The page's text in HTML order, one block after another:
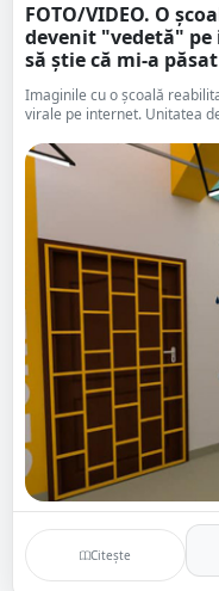
FOTO/VIDEO. O
devenit "vedetă" pe
să știe că mi-a
Imaginile cu o școală
virale pe internet. Unitatea
Citește